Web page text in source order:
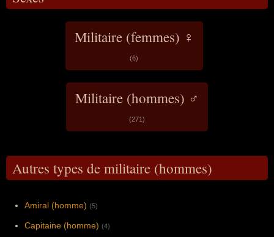
Militaire (femmes) ♀
(6)
Militaire (hommes) ♂
(271)
Autres types de militaire (hommes)
Amiral (homme) (5)
Capitaine (homme) (4)